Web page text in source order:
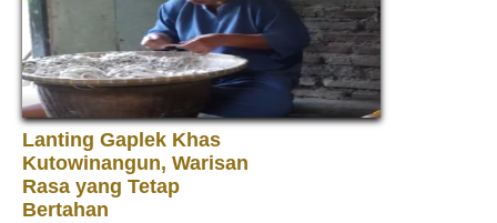
Lanting Gaplek Khas
Kutowinangun, Warisan
Rasa yang Tetap
Bertahan